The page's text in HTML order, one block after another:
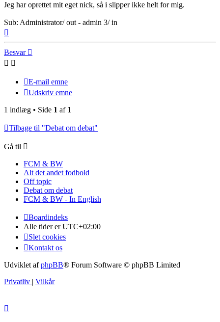
Jeg har oprettet mit eget nick, så i slipper ikke helt for mig.
Sub: Administrator/ out - admin 3/ in
Besvar
E-mail emne
Udskriv emne
1 indlæg • Side 1 af 1
Tilbage til "Debat om debat"
Gå til
FCM & BW
Alt det andet fodbold
Off topic
Debat om debat
FCM & BW - In English
Boardindeks
Alle tider erUTC+02:00
Slet cookies
Kontakt os
Udviklet afphpBB® Forum Software © phpBB Limited
Privatliv | Vilkår